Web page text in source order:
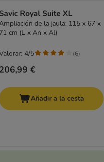
Savic Royal Suite XL
de la jaula: 115 x 67 x
71 cm (L x An x Al)
206,99 €
4/5 (6)
Añadir a la cesta